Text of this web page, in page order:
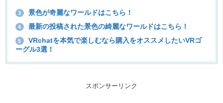
3 景色が奇麗なワールドはこちら！
4 最新の投稿された景色の綺麗なワールドはこちら！
5
VRchatを本気で楽しむなら購入をオススメしたいVRゴ
ーグル3選！
スポンサーリンク